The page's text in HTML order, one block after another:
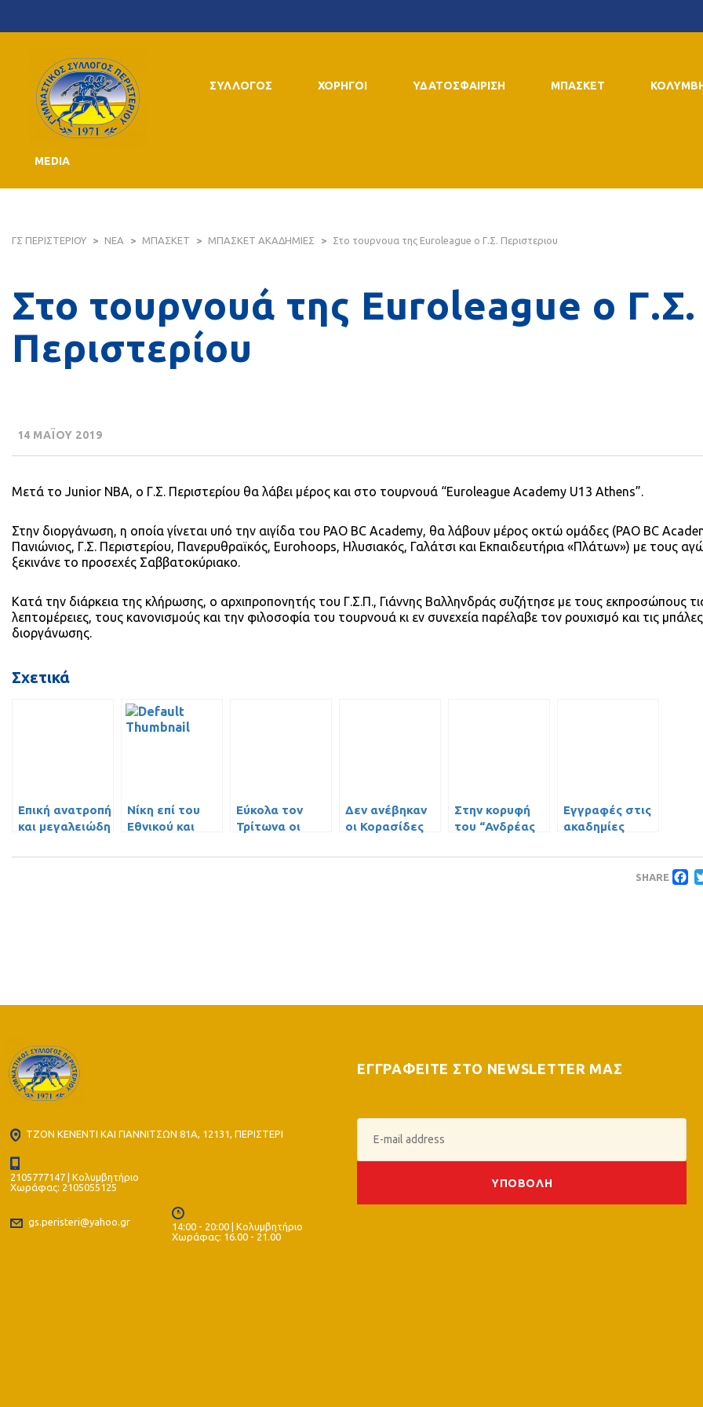
ΣΥΛΛΟΓΟΣ ΧΟΡΗΓΟΙ ΥΔΑΤΟΣΦΑΙΡΙΣΗ ΜΠΑΣΚΕΤ
MEDIA
ΓΣ ΠΕΡΙΣΤΕΡΙΟΥ > ΝΕΑ > ΜΠΑΣΚΕΤ > ΜΠΑΣΚΕΤ ΑΚΑΔΗΜΙΕΣ > Στο τουρνουα της Euroleague ο Γ.Σ. Περιστεριου
Στο τουρνουά της Euroleague ο Γ.Σ.
Περιστερίου
14 ΜΑΪΟΥ 2019
Μετά το Junior NBA, o Γ.Σ. Περιστερίου θα λάβει μέρος και στο τουρνουά “Euroleague Academy U13 Athens”.
Στην διοργάνωση, η οποία γίνεται υπό την αιγίδα του PAO BC Academy, θα λάβουν μέρος οκτώ ομάδες (PAO BC
Πανιώνιος, Γ.Σ. Περιστερίου, Πανερυθραϊκός, Eurohoops, Ηλυσιακός, Γαλάτσι και Εκπαιδευτήρια «Πλάτων») με τους
ξεκινάνε το προσεχές Σαββατοκύριακο.
Κατά την διάρκεια της κλήρωσης, ο αρχιπροπονητής του Γ.Σ.Π., Γιάννης Βαλληνδράς συζήτησε με τους εκπροσώπους
λεπτομέρειες, τους κανονισμούς και την φιλοσοφία του τουρνουά κι εν συνεχεία παρέλαβε τον ρουχισμό και τις
διοργάνωσης.
Σχετικά
Επική ανατροπή
και μεγαλειώδη
Έφηβους
Νίκη επί του
Εθνικού και
τους Παίδες Β’
Εύκολα τον
Τρίτωνα οι
Δεν ανέβηκαν
οι Κορασίδες
Στην κορυφή
του “Ανδρέας
παίκτες της
Εγγραφές στις
ακαδημίες
Περιστερίου
SHARE
ΤΖΟΝ ΚΕΝΕΝΤΙ ΚΑΙ ΓΙΑΝΝΙΤΣΩΝ 81Α, 12131, ΠΕΡΙΣΤΕΡΙ
2105777147 | Κολυμβητήριο
Χωράφας: 2105055125
gs.peristeri@yahoo.gr
14:00 - 20:00 | Κολυμβητήριο
Χωράφας: 16.00 - 21.00
ΕΓΓΡΑΦΕΙΤΕ ΣΤΟ NEWSLETTER ΜΑΣ